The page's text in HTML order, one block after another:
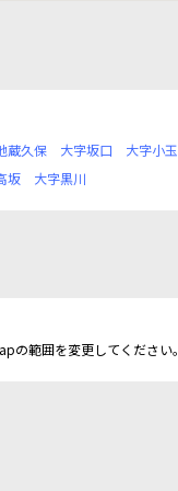
蔵久保 大字坂口 大字小玉
坂 大字黒川
の範囲を変更してください。